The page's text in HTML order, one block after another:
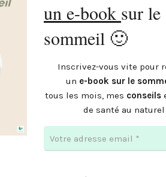
un e-book sur le
sommeil 🙂
Inscrivez-vous vite pour
un e-book sur le
tous les mois, mes conseils
de santé au naturel